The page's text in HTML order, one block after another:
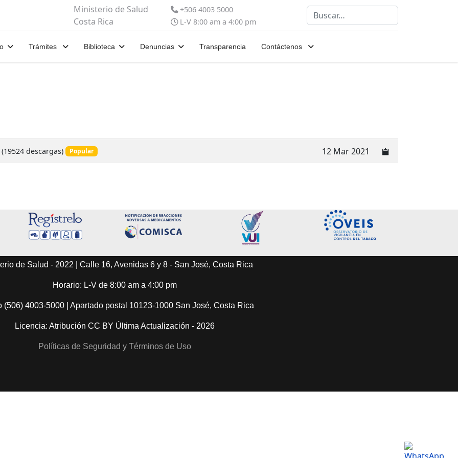
Ministerio de Salud
Costa Rica
+506 4003 5000
L-V 8:00 am a 4:00 pm
Buscar
Trámites Biblioteca Denuncias Transparencia Contáctenos
(19524 descargas) Popular 12 Mar 2021
de Salud - 2022 | Calle 16, Avenidas 6 y 8 - San José, Costa Rica
Horario: L-V de 8:00 am a 4:00 pm
(506) 4003-5000 | Apartado postal 10123-1000 San José, Costa Rica
Licencia: Atribución CC BY Última Actualización - 2026
Políticas de Seguridad y Términos de Uso